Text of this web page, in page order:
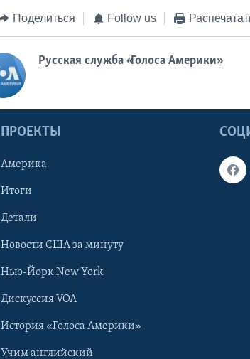
Поделиться Follow us
Русская служба «Голоса Америки»
ПРОЕКТЫ
Америка
Итоги
Детали
Новости США за минуту
Нью-Йорк New York
Дискуссия VOA
История «Голоса Америки»
Учим английский